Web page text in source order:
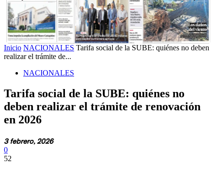
Inicio NACIONALES Tarifa social de la SUBE: quiénes no deben
realizar el trámite de...
NACIONALES
Tarifa social de la SUBE: quiénes no
deben realizar el trámite de renovación
en 2026
3 febrero, 2026
0
52